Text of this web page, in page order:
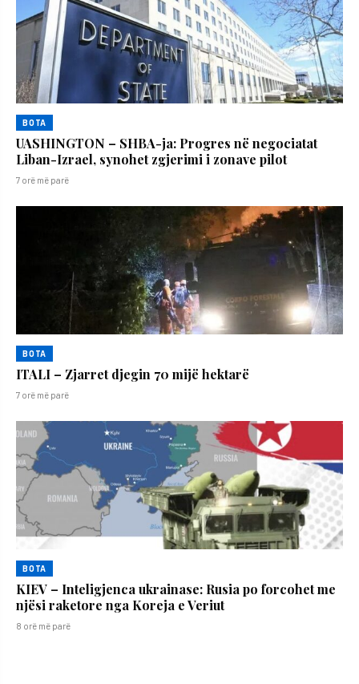
BOTA
UASHINGTON – SHBA-ja: Progres në negociatat
Liban-Izrael, synohet zgjerimi i zonave pilot
7 orë më parë
BOTA
ITALI – Zjarret djegin 70 mijë hektarë
7 orë më parë
BOTA
KIEV – Inteligjenca ukrainase: Rusia po forcohet me
njësi raketore nga Koreja e Veriut
8 orë më parë